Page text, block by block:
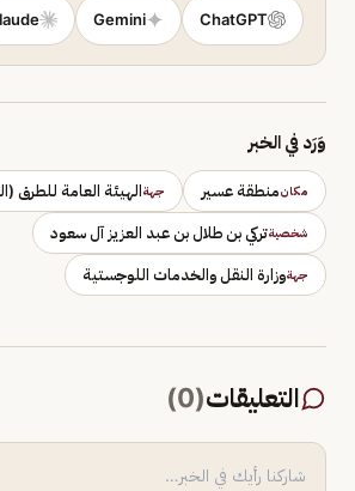
ChatGPT
Gemini
وَرَد في الخبر
مكانمنطقة عسير جهةالهيئة العامة للطرق
شخصيةتركي بن طلال بن عبد العزيز آل سعود
جهةوزارة النقل والخدمات اللوجستية
التعليقات(
0
)